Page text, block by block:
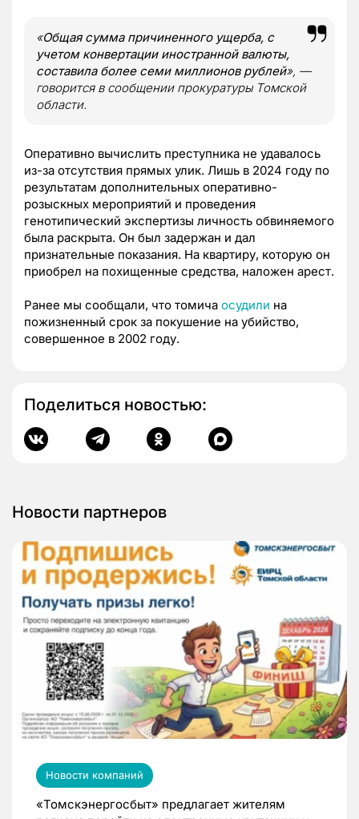
«Общая сумма причиненного ущерба, с
учетом конвертации иностранной валюты,
составила более семи миллионов рублей», —
говорится в сообщении прокуратуры Томской
области.
Оперативно вычислить преступника не удавалось
из-за отсутствия прямых улик. Лишь в 2024 году по
результатам дополнительных оперативно-
розыскных мероприятий и проведения
генотипический экспертизы личность обвиняемого
была раскрыта. Он был задержан и дал
признательные показания. На квартиру, которую он
приобрел на похищенные средства, наложен арест.
Ранее мы сообщали, что томича осудили на
пожизненный срок за покушение на убийство,
совершенное в 2002 году.
Поделиться новостью:
Новости партнеров
Новости компаний
«Томскэнергосбыт» предлагает жителям